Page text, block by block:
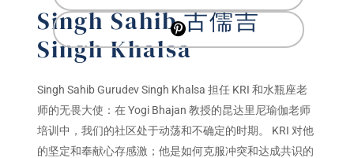
Singh Sahib 古儒吉
Singh Khalsa
Singh Sahib Gurudev Singh Khalsa 担任 KRI 和水瓶座老
师的无畏大使：在 Yogi Bhajan 教授的昆达里尼瑜伽老师
培训中，我们的社区处于动荡和不确定的时期。 KRI 对他
的坚定和奉献心存感激；他是如何克服冲突和达成共识的